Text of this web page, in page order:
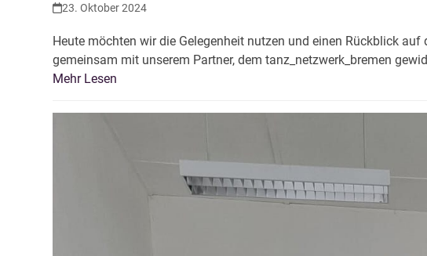
23. Oktober 2024
Heute möchten wir die Gelegenheit nutzen und einen Rückblick
gemeinsam mit unserem Partner, dem tanz_netzwerk_bremen
Mehr Lesen